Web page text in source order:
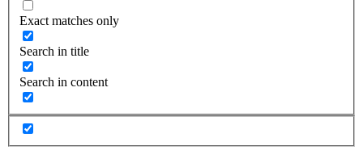
Exact matches only
Search in title
Search in content